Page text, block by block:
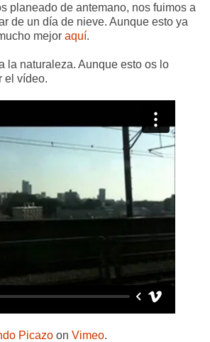
planeado de antemano, nos fuimos a
de un día de nieve. Aunque esto ya
mejor aquí.
la naturaleza. Aunque esto os lo
el vídeo.
Picazo on Vimeo.